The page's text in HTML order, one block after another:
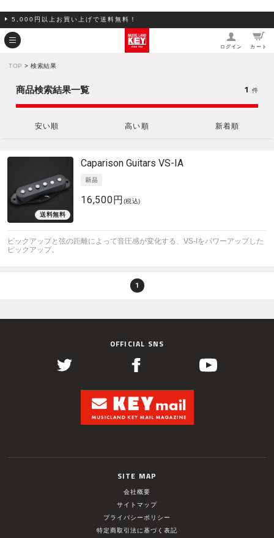
5,000円以上お買い上げで送料無料！
ログイン カート
TOP > 検索結果
安い順 高い順 新着順
商品検索結果一覧 1 件
Caparison Guitars VS-IA
16,500円 (税込)
ピックアップと弦の距離によって音圧感が変化する、VS-Iをパワーアップした
ピックアップ。
1
OFFICIAL SNS
SITE MAP
会社概要
サイトマップ
プライバシーポリシー
特定商取引法に基づく表記